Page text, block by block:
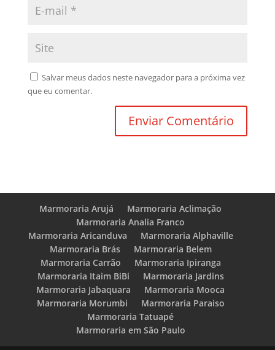
Salvar meus dados neste navegador para a próxima vez
que eu comentar.
Marmoraria Arujá
Marmoraria Aclimação
Marmoraria Analia Franco
Marmoraria Aricanduva
Marmoraria Alphaville
Marmoraria Brás
Marmoraria Belem
Marmoraria Carrão
Marmoraria Ipiranga
Marmoraria Itaim BiBi
Marmoraria Jardins
Marmoraria Jabaquara
Marmoraria Mooca
Marmoraria Morumbi
Marmoraria Paraiso
Marmoraria Tatuapé
Marmoraria em São Paulo